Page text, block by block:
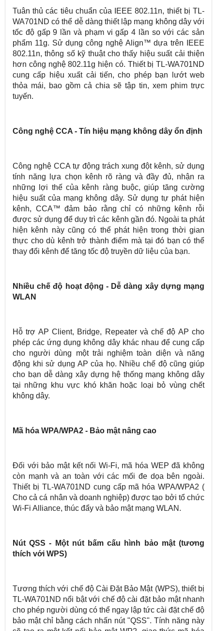
Tuân thủ các tiêu chuẩn của IEEE 802.11n, thiết bị TL-
WA701ND có thể dễ dàng thiết lập mạng không dây với
tốc độ gấp 9 lần và phạm vi gấp 4 lần so với các sản
phẩm 11g. Sử dụng công nghệ Align™ dựa trên IEEE
802.11n, thông số kỹ thuật cho thấy hiệu suất cải thiện
hơn công nghệ 802.11g hiện có. Thiết bị TL-WA701ND
cung cấp hiệu xuất cải tiến, cho phép bạn lướt web
thỏa mái, bao gồm cả chia sẽ tập tin, xem phim trực
tuyến.
Công nghệ CCA - Tín hiệu mạng không dây ổn định
Công nghệ CCA tự động trách xung đột kênh, sử dụng
tính năng lựa chọn kênh rõ ràng và đầy đủ, nhận ra
những lợi thế của kênh ràng buộc, giúp tăng cường
hiệu suất của mạng không dây. Sử dụng tự phát hiện
kênh, CCA™ đảm bảo rằng chỉ có những kênh rỗi
được sử dụng để duy trì các kênh gần đó. Ngoài ta phát
hiện kênh này cũng có thể phát hiện trong thời gian
thực cho dù kênh trở thành điểm mà tại đó bạn có thể
thay đổi kênh để tăng tốc độ truyền dữ liệu của bạn.
Nhiều chế độ hoạt động - Dễ dàng xây dựng mạng
WLAN
Hỗ trợ AP Client, Bridge, Repeater và chế độ AP cho
phép các ứng dụng không dây khác nhau để cung cấp
cho người dùng một trải nghiệm toàn diện và năng
động khi sử dụng AP của họ. Nhiều chế độ cũng giúp
cho bạn dễ dàng xây dựng hệ thống mạng không dây
tại những khu vực khó khăn hoặc loại bỏ vùng chết
không dây.
Mã hóa WPA/WPA2 - Bảo mật nâng cao
Đối với bảo mật kết nối Wi-Fi, mã hóa WEP đã không
còn mạnh và an toàn với các mối đe dọa bên ngoài.
Thiết bị TL-WA701ND cung cấp mã hóa WPA/WPA2 (
Cho cả cá nhân và doanh nghiệp) được tạo bởi tổ chức
Wi-Fi Alliance, thúc đẩy và bảo mật mạng WLAN.
Nút QSS - Một nút bấm cấu hình bảo mật (tương
thích với WPS)
Tương thích với chế độ Cài Đặt Bảo Mật (WPS), thiết bị
TL-WA701ND nổi bật với chế độ cài đặt bảo mật nhanh
cho phép người dùng có thể ngay lập tức cài đặt chế độ
bảo mật chỉ bằng cách nhấn nút "QSS". Tính năng này